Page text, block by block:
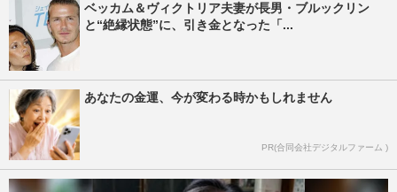
ベッカム＆ヴィクトリア夫妻が長男・ブルックリン
と“絶縁状態”に、引き金となった「...
あなたの金運、今が変わる時かもしれません
PR(合同会社デジタルファーム )